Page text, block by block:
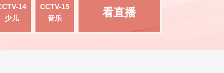
14
少儿
CCTV-15
音乐
看直播